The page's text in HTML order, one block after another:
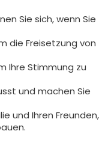
Sie sich, wenn Sie
die Freisetzung von
Ihre Stimmung zu
und machen Sie
und Ihren Freunden,